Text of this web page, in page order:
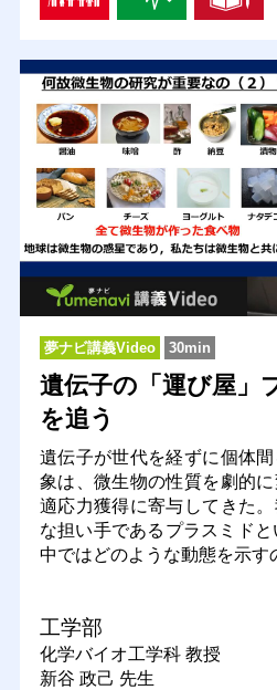
夢ナビ講義Video 30min
遺伝子の「運び屋」
を追う
遺伝子が世代を経ずに個体
象は、微生物の性質を劇的
適応力獲得に寄与してきた
な担い手であるプラスミド
中ではどのような動態を示す
工学部
化学バイオ工学科 教授
新谷 政己 先生